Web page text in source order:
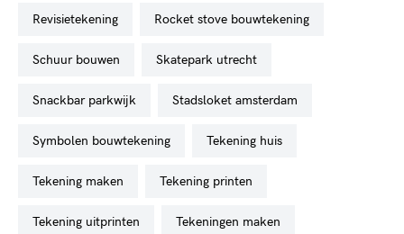
revisietekening rocket stove bouwtekening
schuur bouwen skatepark utrecht
snackbar parkwijk stadsloket amsterdam
symbolen bouwtekening tekening huis
tekening maken tekening printen
tekening uitprinten tekeningen maken